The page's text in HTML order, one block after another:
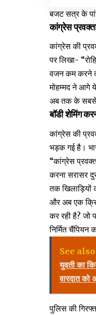
बजट सत्र के
कांग्रेस
कांग्रेस की
पर लिखा-
वजन कम करने
मोहम्मद ने आगे
अब तक के सबसे
बॉडी शेमिंग
कांग्रेस की
भड़क गई है।
“कांग्रेस प्रवक्ता
करना सरासर
तक खिलाड़ियों
और अब एक
कर रही है? जो
निर्मित चैंपियन
See also
युवती का
वारदात को
पुलिस की